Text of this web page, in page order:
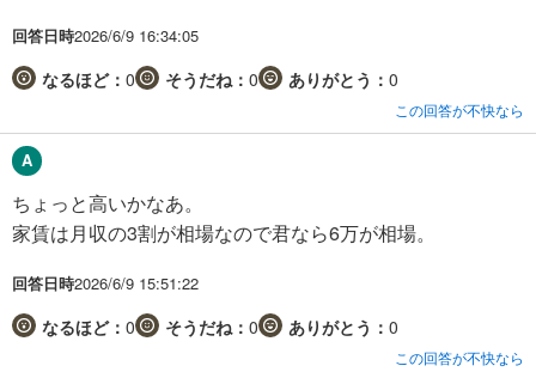
回答日時2026/6/9 16:34:05
なるほど： 0 そうだね： 0 ありがとう： 0
この回答が不快なら
ちょっと高いかなあ。
家賃は月収の3割が相場なので君なら6万が相場。
回答日時2026/6/9 15:51:22
なるほど： 0 そうだね： 0 ありがとう： 0
この回答が不快なら